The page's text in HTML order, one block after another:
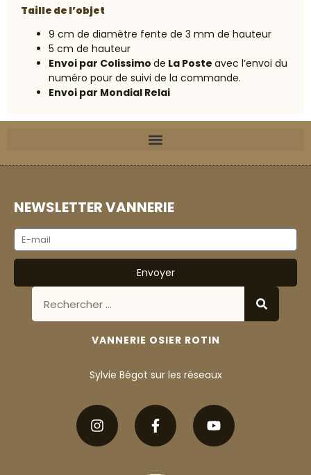
Taille de l’objet
9 cm de diamètre fente de 3 mm de hauteur
5 cm de hauteur
Envoi par Colissimo de La Poste avec l’envoi du
numéro pour de suivi de la commande.
Envoi par Mondial Relai
NEWSLETTER VANNERIE
Envoyer
VANNERIE OSIER ROTIN
Sylvie Bégot sur les réseaux